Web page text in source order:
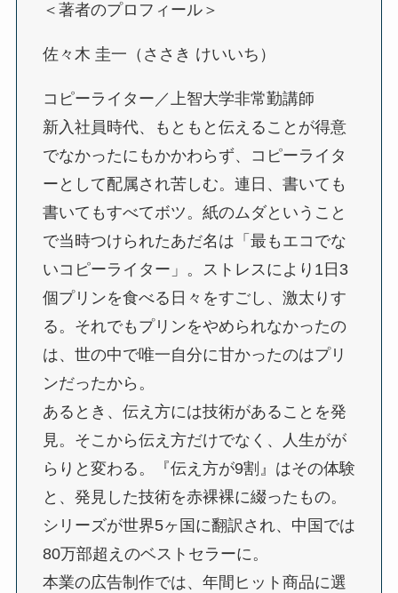
＜著者のプロフィール＞
佐々木 圭一（ささき けいいち）
コピーライター／上智大学非常勤講師
新入社員時代、もともと伝えることが得意
でなかったにもかかわらず、コピーライタ
ーとして配属され苦しむ。連日、書いても
書いてもすべてボツ。紙のムダということ
で当時つけられたあだ名は「最もエコでな
いコピーライター」。ストレスにより1日3
個プリンを食べる日々をすごし、激太りす
る。それでもプリンをやめられなかったの
は、世の中で唯一自分に甘かったのはプリ
ンだったから。
あるとき、伝え方には技術があることを発
見。そこから伝え方だけでなく、人生がが
らりと変わる。『伝え方が9割』はその体験
と、発見した技術を赤裸裸に綴ったもの。
シリーズが世界5ヶ国に翻訳され、中国では
80万部超えのベストセラーに。
本業の広告制作では、年間ヒット商品に選